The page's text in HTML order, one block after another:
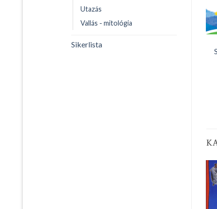
Utazás
Vallás - mitológia
Sikerlista